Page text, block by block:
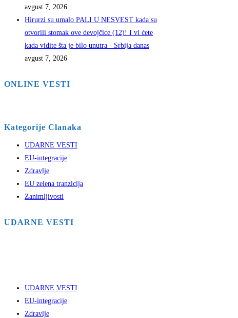
avgust 7, 2026
Hirurzi su umalo PALI U NESVEST kada su
otvorili stomak ove devojčice (12)! I vi ćete
kada vidite šta je bilo unutra - Srbija danas
avgust 7, 2026
ONLINE VESTI
Kategorije Clanaka
UDARNE VESTI
EU-integracije
Zdravlje
EU zelena tranzicija
Zanimljivosti
UDARNE VESTI
UDARNE VESTI
EU-integracije
Zdravlje